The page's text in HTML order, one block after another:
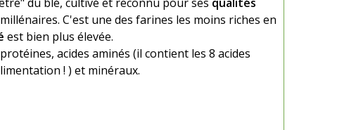
C'est une des farines les moins riches en
est bien plus élevée.
acides aminés (il contient les 8 acides
! ) et minéraux.